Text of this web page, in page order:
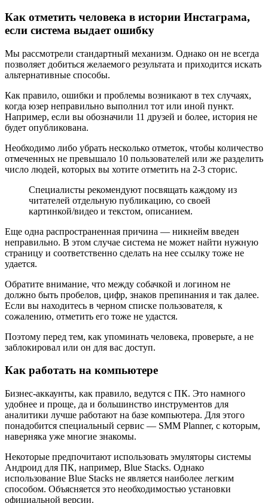
Как отметить человека в истории Инстаграма,
если система выдает ошибку
Мы рассмотрели стандартный механизм. Однако он не всегда
позволяет добиться желаемого результата и приходится искать
альтернативные способы.
Как правило, ошибки и проблемы возникают в тех случаях,
когда юзер неправильно выполнил тот или иной пункт.
Например, если вы обозначили 11 друзей и более, история не
будет опубликована.
Необходимо либо убрать несколько отметок, чтобы количество
отмеченных не превышало 10 пользователей или же разделить
число людей, которых вы хотите отметить на 2-3 сторис.
Специалисты рекомендуют посвящать каждому из
читателей отдельную публикацию, со своей
картинкой/видео и текстом, описанием.
Еще одна распространенная причина — никнейм введен
неправильно. В этом случае система не может найти нужную
страницу и соответственно сделать на нее ссылку тоже не
удается.
Обратите внимание, что между собачкой и логином не
должно быть пробелов, цифр, знаков препинания и так далее.
Если вы находитесь в черном списке пользователя, к
сожалению, отметить его тоже не удастся.
Поэтому перед тем, как упоминать человека, проверьте, а не
заблокировал или он для вас доступ.
Как работать на компьютере
Бизнес-аккаунты, как правило, ведутся с ПК. Это намного
удобнее и проще, да и большинство инструментов для
аналитики лучше работают на базе компьютера. Для этого
понадобится специальный сервис — SMM Planner, с которым,
наверняка уже многие знакомы.
Некоторые предпочитают использовать эмуляторы системы
Андроид для ПК, например, Blue Stacks. Однако
использование Blue Stacks не является наиболее легким
способом. Объясняется это необходимостью установки
официальной версии.